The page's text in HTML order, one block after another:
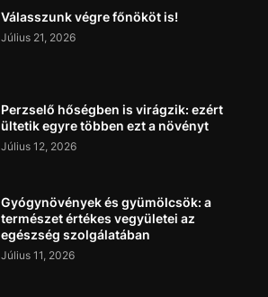
Válasszunk végre főnököt is!
Július 21, 2026
Perzselő hőségben is virágzik: ezért
ültetik egyre többen ezt a növényt
Július 12, 2026
Gyógynövények és gyümölcsök: a
természet értékes vegyületei az
egészség szolgálatában
Július 11, 2026